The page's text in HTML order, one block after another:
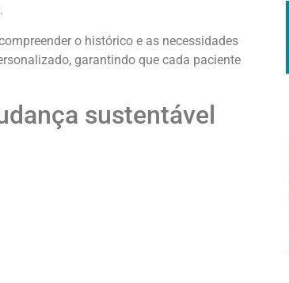
o histórico e as necessidades
garantindo que cada paciente
sustentável